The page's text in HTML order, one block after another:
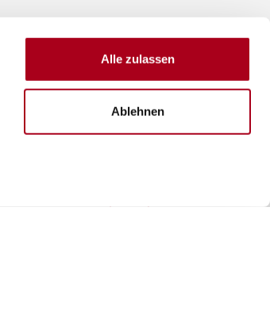
Alle zulassen
Ablehnen